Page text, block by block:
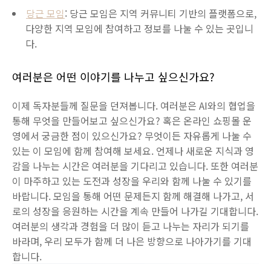
당근 모임: 당근 모임은 지역 커뮤니티 기반의 플랫폼으로,
다양한 지역 모임에 참여하고 정보를 나눌 수 있는 곳입니
다.
여러분은 어떤 이야기를 나누고 싶으신가요?
이제 독자분들께 질문을 던져봅니다. 여러분은 AI와의 협업을
통해 무엇을 만들어보고 싶으신가요? 혹은 온라인 쇼핑몰 운
영에서 궁금한 점이 있으신가요? 무엇이든 자유롭게 나눌 수
있는 이 모임에 함께 참여해 보세요. 언제나 새로운 지식과 영
감을 나누는 시간은 여러분을 기다리고 있습니다. 또한 여러분
이 마주하고 있는 도전과 성장을 우리와 함께 나눌 수 있기를
바랍니다. 모임을 통해 어떤 문제든지 함께 해결해 나가고, 서
로의 성장을 응원하는 시간을 계속 만들어 나가길 기대합니다.
여러분의 생각과 경험을 더 많이 듣고 나누는 자리가 되기를
바라며, 우리 모두가 함께 더 나은 방향으로 나아가기를 기대
합니다.